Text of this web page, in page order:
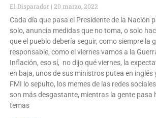
El Disparador 20 marzo, 2022
Cada día que pasa el Presidente de la Nación
solo, anuncia medidas que no toma, o solo
que el pueblo debería seguir, como siempre la
responsable, como el viernes vamos a la
Inflación, eso sí, no dijo qué viernes, la
en baja, unos de sus ministros putea en inglés
FMI lo sepulto, los memes de las redes
son más desgastante, mientras la gente pasa
temas